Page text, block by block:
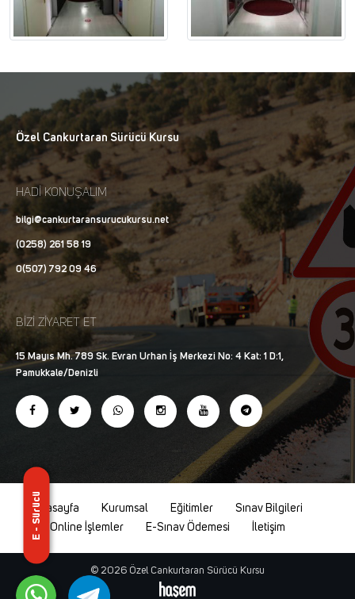
E - Sürücü
Özel Cankurtaran Sürücü Kursu
HADİ KONUŞALIM
bilgi@cankurtaransurucukursu.net
(0258) 261 58 19
0(507) 792 09 46
BİZİ ZİYARET ET
15 Mayıs Mh. 789 Sk. Evran Urhan İş Merkezi No: 4 Kat: 1 D:1,
Pamukkale/Denizli
Anasayfa Kurumsal Eğitimler
Sınav Bilgileri
Online İşlemler
E-Sınav Ödemesi İletişim
© 2026 Özel Cankurtaran Sürücü Kursu